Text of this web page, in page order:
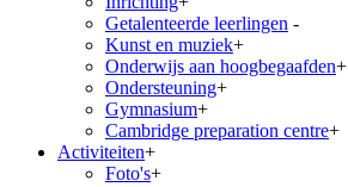
Getalenteerde leerlingen -
Kunst en muziek+
Onderwijs aan hoogbegaafden+
Ondersteuning+
Gymnasium+
Cambridge preparation centre+
Activiteiten+
Foto's+